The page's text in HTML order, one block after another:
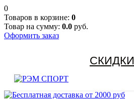
0
Товаров в корзине: 0
Товар на сумму: 0.0 руб.
Оформить заказ
СКИДКИ